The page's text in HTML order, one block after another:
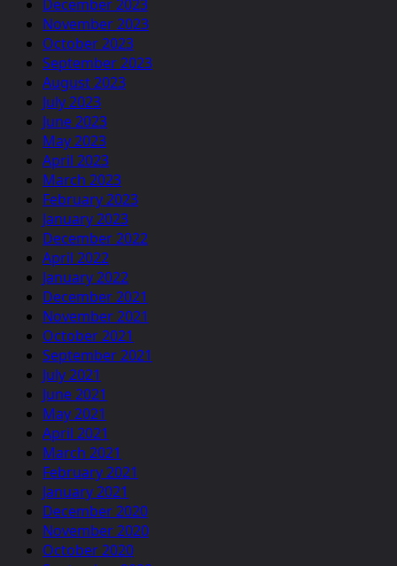
December 2023
November 2023
October 2023
September 2023
August 2023
July 2023
June 2023
May 2023
April 2023
March 2023
February 2023
January 2023
December 2022
April 2022
January 2022
December 2021
November 2021
October 2021
September 2021
July 2021
June 2021
May 2021
April 2021
March 2021
February 2021
January 2021
December 2020
November 2020
October 2020